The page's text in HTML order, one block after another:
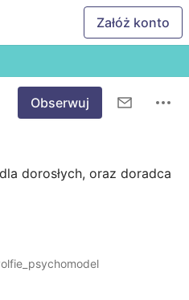
Załóż konto
Obserwuj
dorosłych, oraz doradca